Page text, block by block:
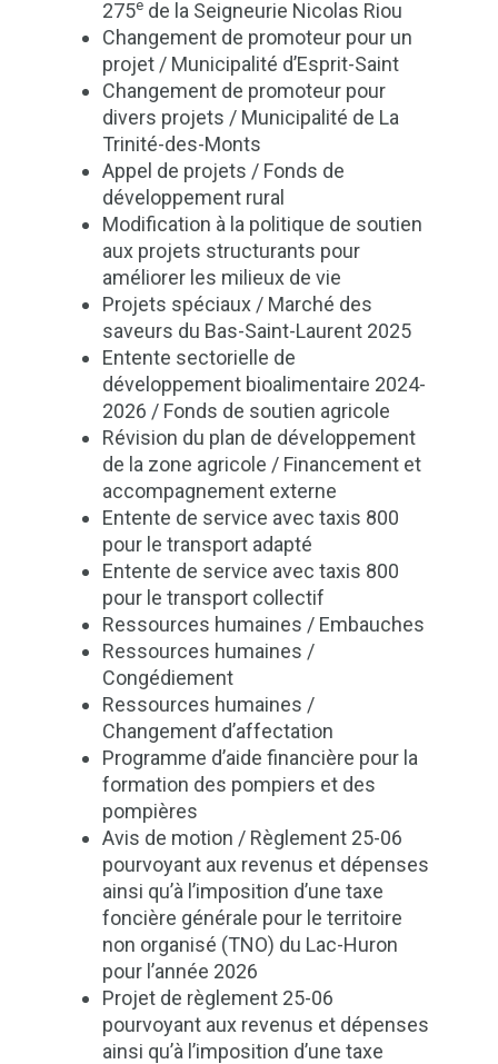
275e de la Seigneurie Nicolas Riou
Changement de promoteur pour un
projet / Municipalité d’Esprit-Saint
Changement de promoteur pour
divers projets / Municipalité de La
Trinité-des-Monts
Appel de projets / Fonds de
développement rural
Modification à la politique de soutien
aux projets structurants pour
améliorer les milieux de vie
Projets spéciaux / Marché des
saveurs du Bas-Saint-Laurent 2025
Entente sectorielle de
développement bioalimentaire 2024-
2026 / Fonds de soutien agricole
Révision du plan de développement
de la zone agricole / Financement et
accompagnement externe
Entente de service avec taxis 800
pour le transport adapté
Entente de service avec taxis 800
pour le transport collectif
Ressources humaines / Embauches
Ressources humaines /
Congédiement
Ressources humaines /
Changement d’affectation
Programme d’aide financière pour la
formation des pompiers et des
pompières
Avis de motion / Règlement 25-06
pourvoyant aux revenus et dépenses
ainsi qu’à l’imposition d’une taxe
foncière générale pour le territoire
non organisé (TNO) du Lac-Huron
pour l’année 2026
Projet de règlement 25-06
pourvoyant aux revenus et dépenses
ainsi qu’à l’imposition d’une taxe